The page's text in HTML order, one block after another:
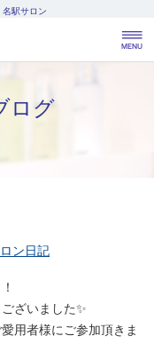
名駅サロン
ログ
ン日記
ざいました✨
用者様にご参加頂きま